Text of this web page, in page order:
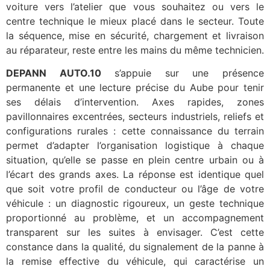
voiture vers l’atelier que vous souhaitez ou vers le
centre technique le mieux placé dans le secteur. Toute
la séquence, mise en sécurité, chargement et livraison
au réparateur, reste entre les mains du même technicien.
DEPANN AUTO.10s’appuie sur une présence
permanente et une lecture précise du Aube pour tenir
ses délais d’intervention. Axes rapides, zones
pavillonnaires excentrées, secteurs industriels, reliefs et
configurations rurales : cette connaissance du terrain
permet d’adapter l’organisation logistique à chaque
situation, qu’elle se passe en plein centre urbain ou à
l’écart des grands axes. La réponse est identique quel
que soit votre profil de conducteur ou l’âge de votre
véhicule : un diagnostic rigoureux, un geste technique
proportionné au problème, et un accompagnement
transparent sur les suites à envisager. C’est cette
constance dans la qualité, du signalement de la panne à
la remise effective du véhicule, qui caractérise un